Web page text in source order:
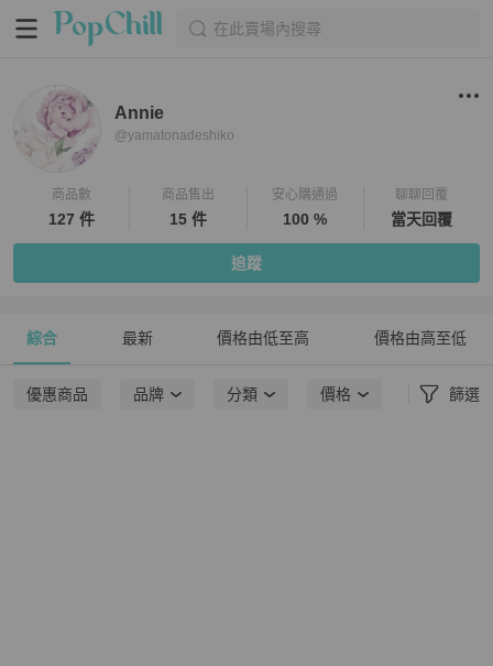
在此賣場內搜尋
Annie
@yamatonadeshiko
商品數
127 件
商品售出
15 件
安心購通過
100 %
聊聊回覆
當天回覆
追蹤
綜合 最新 價格由低至高 價格由高至低
優惠商品 品牌 分類 價格 篩選